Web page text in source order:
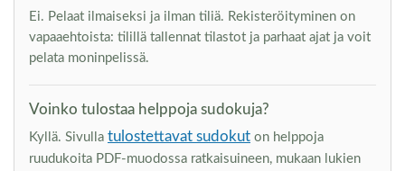
Ei. Pelaat ilmaiseksi ja ilman tiliä. Rekisteröityminen on
vapaaehtoista: tilillä tallennat tilastot ja parhaat ajat ja voit
pelata moninpelissä.
Voinko tulostaa helppoja sudokuja?
Kyllä. Sivulla tulostettavat sudokut on helppoja
ruudukoita PDF-muodossa ratkaisuineen, mukaan lukien